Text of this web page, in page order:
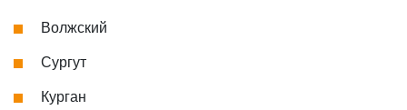
Волжский
Сургут
Курган